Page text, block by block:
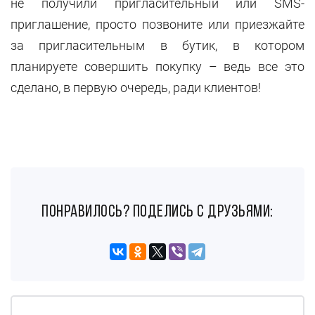
не получили пригласительный или SMS-
приглашение, просто позвоните или приезжайте
за пригласительным в бутик, в котором
планируете совершить покупку – ведь все это
сделано, в первую очередь, ради клиентов!
понравилось? поделись с друзьями: